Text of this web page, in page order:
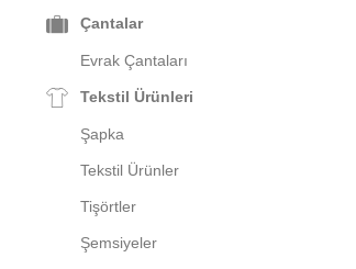
Çantalar
Evrak Çantaları
Tekstil Ürünleri
Şapka
Tekstil Ürünler
Tişörtler
Şemsiyeler